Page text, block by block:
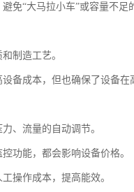
免“大马拉小车”或容量不足
制造工艺。
备成本，但也确保了设备
、流量的自动调节。
功能，都会影响设备价格。
操作成本，提高能效。